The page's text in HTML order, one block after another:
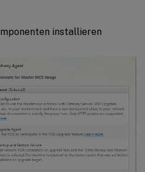
installieren